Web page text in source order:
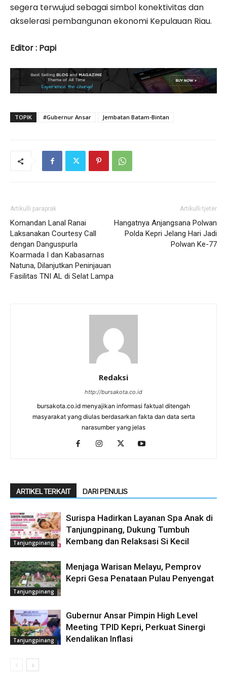
segera terwujud sebagai simbol konektivitas dan
akselerasi pembangunan ekonomi Kepulauan Riau.
Editor : Papi
TOPIK #Gubernur Ansar Jembatan Batam-Bintan
Artikulli paraprak
Komandan Lanal Ranai
Laksanakan Courtesy Call
dengan Danguspurla
Koarmada I dan Kabasarnas
Natuna, Dilanjutkan Peninjauan
Fasilitas TNI AL di Selat Lampa
Artikulli tjetër
Hangatnya Anjangsana Polwan
Polda Kepri Jelang Hari Jadi
Polwan Ke-77
Redaksi
http://bursakota.co.id
bursakota.co.id menyajikan informasi faktual ditengah
masyarakat yang diulas berdasarkan fakta dan data serta
narasumber yang jelas
ARTIKEL TERKAIT DARI PENULIS
Tanjungpinang
Surispa Hadirkan Layanan Spa Anak di
Tanjungpinang, Dukung Tumbuh
Kembang dan Relaksasi Si Kecil
Tanjungpinang
Menjaga Warisan Melayu, Pemprov
Kepri Gesa Penataan Pulau Penyengat
Tanjungpinang
Gubernur Ansar Pimpin High Level
Meeting TPID Kepri, Perkuat Sinergi
Kendalikan Inflasi